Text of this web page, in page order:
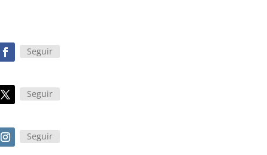
Seguir
Seguir
Seguir